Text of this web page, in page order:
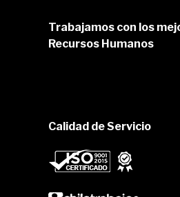
Trabajamos con los
Recursos Humanos
Calidad de Servicio